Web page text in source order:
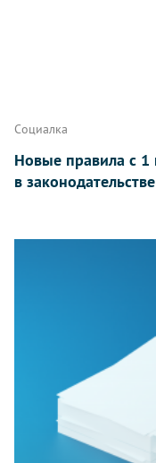
Социалка
Новые правила с 1
в